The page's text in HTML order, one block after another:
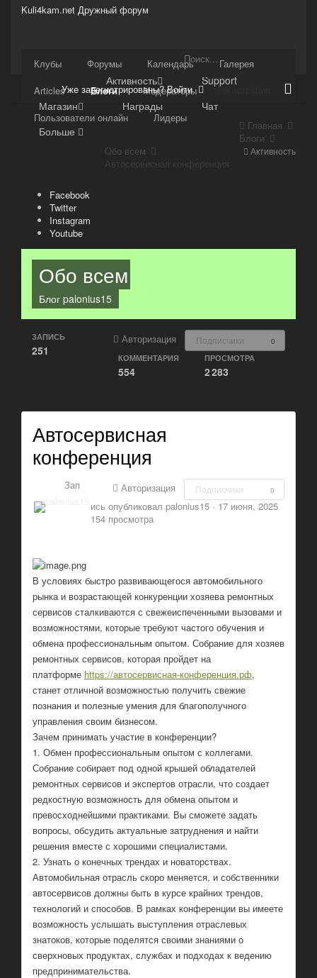
Kuli4kam.net Дружный форум
Сайт
Клубы Форумы Календарь
Галерея
Articles
Блоги
Модераторы
Пользователи онлайн
Лидеры
Активность
Support
Магазин
Награды
Чат
Больше
Уже зарегистрированы? Войти Регистрация
Активность
Главная
Блоги
Обо всем
Facebook
Twitter
Instagram
Youtube
Обо всем
Блог palonius15
Авторизация Подписчики 0
ЗАПИСЬ
251
КОММЕНТАРИЯ
554
ПРОСМОТРА
2 283
Автосервисная
конференция
Авторизация Подписчики 0
Зап
ись опубликовал palonius15 · 17 июня, 2025
154 просмотра
В условиях быстро развивающегося автомобильного
рынка и возрастающей конкуренции хозяева ремонтных
сервисов сталкиваются с свежеиспеченными вызовами и
возможностями, которые требуют частого обучения и
обмена профессиональным опытом. Собрание для хозяев
ремонтных сервисов, которая пройдет на
платформе https://автосервисная-конференция.рф,
станет отличной возможностью получить свежие
познания и полезные умения для благополучного
управления своим бизнесом.
Зачем принимать участие в конференции?
1. Обмен профессиональным опытом с коллегами.
Собрание собирает под одной крышей обладателей
ремонтных сервисов и экспертов отрасли, что создает
редкостную возможность для обмена опытом и
превосходнейшими практиками. Вы сможете задать
вопросы, обсудить актуальные затруднения и найти
решения вместе с хорошими специалистами.
2. Узнать о конечных трендах и новаторствах.
Автомобильная отрасль скоро меняется, и собственники
автосервисов должны быть в курсе крайних трендов,
технологий и способов. В рамках конференции вы имеете
возможность услышать выступления отраслевых
знатоков, которые поделятся своими знаниями о
сверхновых продуктах, службах и подходах к ведению
предпринимательства.